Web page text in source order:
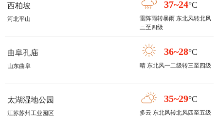
西柏坡
河北平山
37~24°C
雷阵雨转暴雨 东北风转北风
三至四级
曲阜孔庙
山东曲阜
36~28°C
晴 东北风一二级转三至四级
太湖湿地公园
江苏苏州工业园区
35~29°C
多云 东北风转北风四至五级